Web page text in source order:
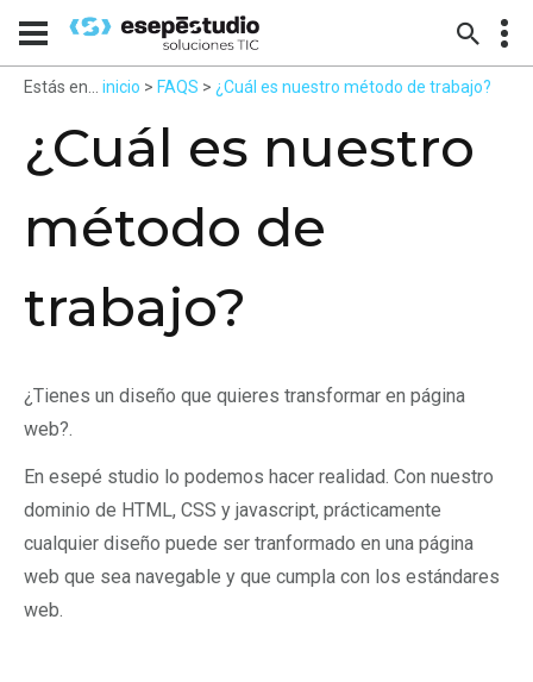
Estás en... inicio > FAQS > ¿Cuál es nuestro método de trabajo?
¿Cuál es nuestro
método de
trabajo?
¿Tienes un diseño que quieres transformar en página
web?.
En esepé studio lo podemos hacer realidad. Con nuestro
dominio de HTML, CSS y javascript, prácticamente
cualquier diseño puede ser tranformado en una página
web que sea navegable y que cumpla con los estándares
web.